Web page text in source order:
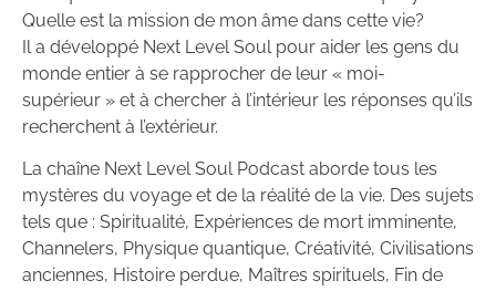
Quelle est la mission de mon âme dans cette vie?
Il a développé Next Level Soul pour aider les gens du
monde entier à se rapprocher de leur « moi-
supérieur » et à chercher à l’intérieur les réponses qu’ils
recherchent à l’extérieur.
La chaîne Next Level Soul Podcast aborde tous les
mystères du voyage et de la réalité de la vie. Des sujets
tels que : Spiritualité, Expériences de mort imminente,
Channelers, Physique quantique, Créativité, Civilisations
anciennes, Histoire perdue, Maîtres spirituels, Fin de